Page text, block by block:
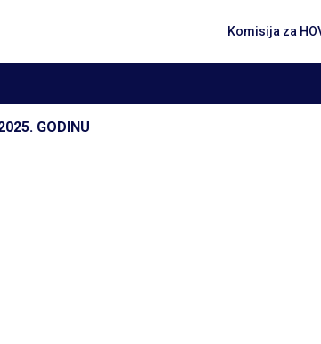
Komisija za
GODINU